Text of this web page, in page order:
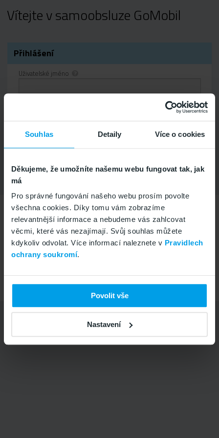
Souhlas Detaily Více o cookies
Děkujeme, že umožníte našemu webu fungovat tak, jak
má
Pro správné fungování našeho webu prosím povolte
všechna cookies. Díky tomu vám zobrazíme
relevantnější informace a nebudeme vás zahlcovat
věcmi, které vás nezajímají. Svůj souhlas můžete
kdykoliv odvolat. Více informací naleznete v Pravidlech
ochrany soukromí.
Povolit vše
Nastavení
Vítejte v samoobsluze GoMobil
Přihlášení
Uživatelské jméno
Zapamatovat na tomto počítači.
Zapomněli jste heslo?
Aktuální stav
Vše v pořádku
Zákaznické centrum
+420 799 505 505
Po-Pá 8-16